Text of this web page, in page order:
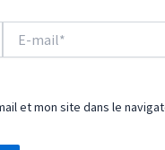
mail*
et mon site dans le